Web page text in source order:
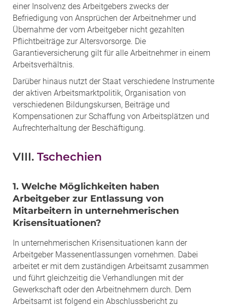
einer Insolvenz des Arbeitgebers zwecks der
Befriedigung von Ansprüchen der Arbeitnehmer und
Übernahme der vom Arbeitgeber nicht gezahlten
Pflichtbeiträge zur Altersvorsorge. Die
Garantieversicherung gilt für alle Arbeitnehmer in einem
Arbeitsverhältnis.
Darüber hinaus nutzt der Staat verschiedene Instrumente
der aktiven Arbeitsmarktpolitik, Organisation von
verschiedenen Bildungskursen, Beiträge und
Kompensationen zur Schaffung von Arbeitsplätzen und
Aufrechterhaltung der Beschäftigung.
VIII. Tschechien
1. Welche Möglichkeiten haben
Arbeitgeber zur Entlassung von
Mitarbeitern in unternehmerischen
Krisensituationen?
In unternehmerischen Krisensituationen kann der
Arbeitgeber Massenentlassungen vornehmen. Dabei
arbeitet er mit dem zuständigen Arbeitsamt zusammen
und führt gleichzeitig die Verhandlungen mit der
Gewerkschaft oder den Arbeitnehmern durch. Dem
Arbeitsamt ist folgend ein Abschlussbericht zu